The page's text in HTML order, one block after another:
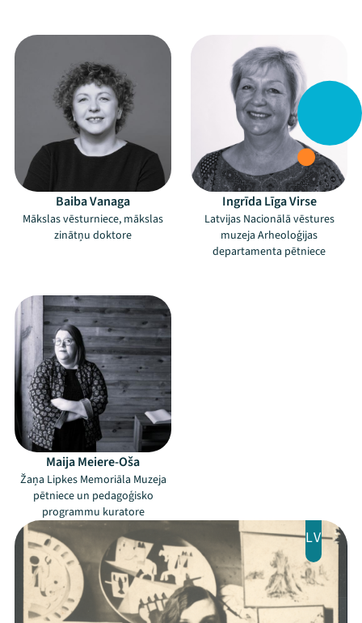
Programma
Arhīvs
Viņi bija LAMPĀ 2026
Ziedo
Veikals
Kontakti
ThreadsFacebookYoutube
X Instagram
Flick TikTok
Baiba Vanaga
Mākslas vēsturniece, mākslas
zinātņu doktore
Ingrīda Līga Virse
Latvijas Nacionālā vēstures
muzeja Arheoloģijas
departamenta pētniece
Maija Meiere-Oša
Žaņa Lipkes Memoriāla Muzeja
pētniece un pedagoģisko
programmu kuratore
LV